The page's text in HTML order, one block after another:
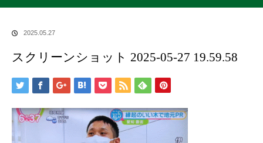
2025.05.27
スクリーンショット 2025-05-27 19.59.58